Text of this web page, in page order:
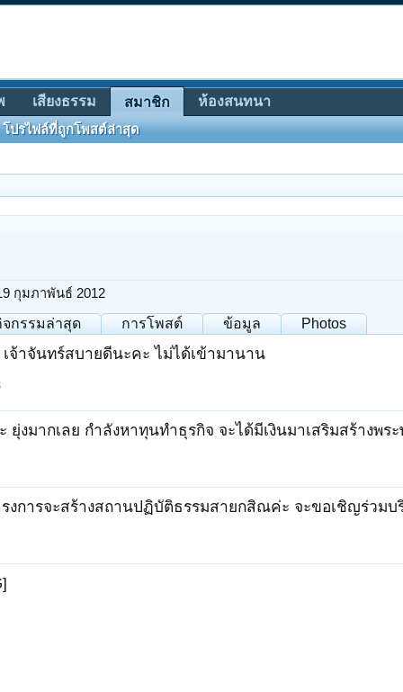
กุมภาพันธ์ 2012
จกรรมล่าสุด การโพสต์ ข้อมูล Photos
จ้าจันทร์สบายดีนะคะ ไม่ได้เข้ามานาน
ยุ่งมากเลย กำลังหาทุนทำธุรกิจ จะได้มีเงินมาเสริมสร้างพร
งการจะสร้างสถานปฏิบัติธรรมสายกสิณค่ะ จะขอเชิญร่วม
เสียงธรรม สมาชิก
โปรไฟล์ที่ถูกโพสต์ล่าสุด
ห้องสนทนา